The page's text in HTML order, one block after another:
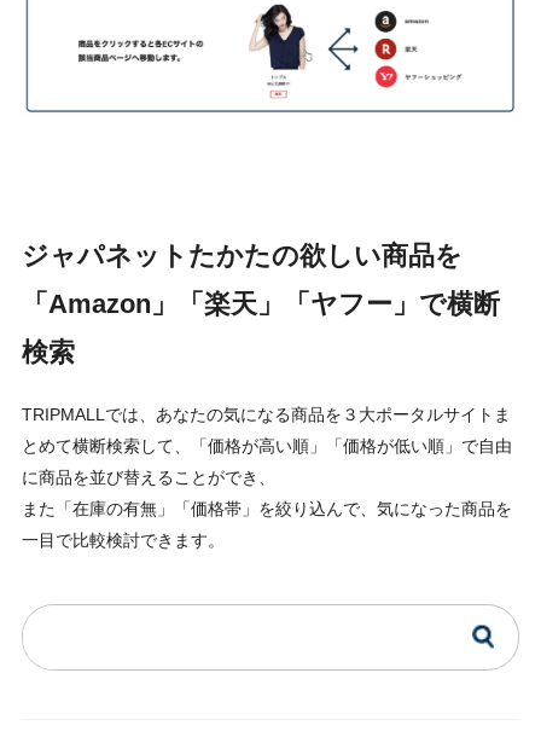
ジャパネットたかたの欲しい商品を
「Amazon」「楽天」「ヤフー」で横断
検索
TRIPMALLでは、あなたの気になる商品を３大ポータルサイトま
とめて横断検索して、「価格が高い順」「価格が低い順」で自由
に商品を並び替えることができ、
また「在庫の有無」「価格帯」を絞り込んで、気になった商品を
一目で比較検討できます。